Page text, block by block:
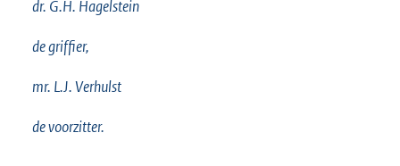
dr. G.H. Hagelstein
de griffier,
mr. L.J. Verhulst
de voorzitter.